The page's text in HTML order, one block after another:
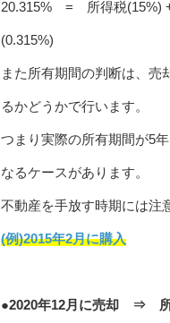
20.315% = 所得税(15%)
(0.315%)
また所有期間の判断は、売
るかどうかで行います。
つまり実際の所有期間が5
なるケースがあります。
不動産を手放す時期には注
(例)2015年2月に購入
●2020年12月に売却 ⇒ 所